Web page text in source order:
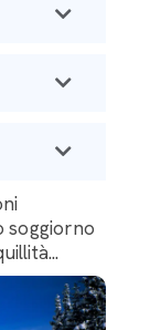
soggiorno